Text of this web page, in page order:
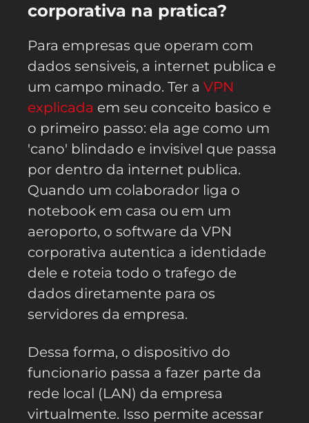
corporativa na pratica?
Para empresas que operam com
dados sensiveis, a internet publica e
um campo minado. Ter a VPN
explicada em seu conceito basico e
o primeiro passo: ela age como um
'cano' blindado e invisivel que passa
por dentro da internet publica.
Quando um colaborador liga o
notebook em casa ou em um
aeroporto, o software da VPN
corporativa autentica a identidade
dele e roteia todo o trafego de
dados diretamente para os
servidores da empresa.
Dessa forma, o dispositivo do
funcionario passa a fazer parte da
rede local (LAN) da empresa
virtualmente. Isso permite acessar